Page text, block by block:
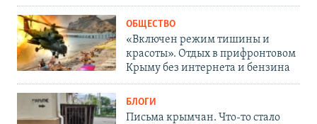
ОБЩЕСТВО
«Включен режим тишины и
красоты». Отдых в прифронтовом
Крыму без интернета и бензина
БЛОГИ
Письма крымчан. Что-то стало